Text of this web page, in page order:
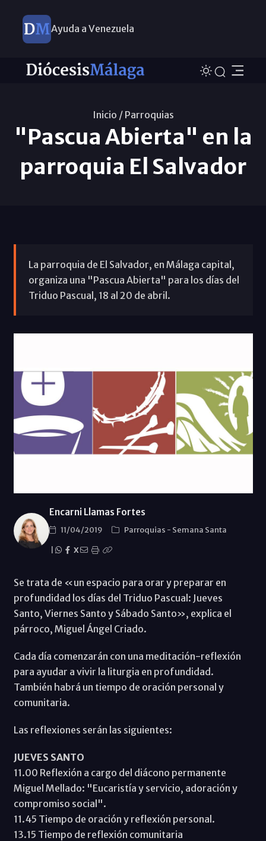
Ayuda a Venezuela
Inicio / Parroquias
"Pascua Abierta" en la
parroquia El Salvador
La parroquia de El Salvador, en Málaga capital,
organiza una "Pascua Abierta" para los días del
Triduo Pascual, 18 al 20 de abril.
Encarni Llamas Fortes
11/04/2019 Parroquias - Semana Santa
X
Se trata de «un espacio para orar y preparar en
profundidad los días del Triduo Pascual: Jueves
Santo, Viernes Santo y Sábado Santo», explica el
párroco, Miguel Ángel Criado.
Cada día comenzarán con una meditación-reflexión
para ayudar a vivir la liturgia en profundidad.
También habrá un tiempo de oración personal y
comunitaria.
Las reflexiones serán las siguientes:
JUEVES SANTO
11.00 Reflexión a cargo del diácono permanente
Miguel Mellado: "Eucaristía y servicio, adoración y
compromiso social".
11.45 Tiempo de oración y reflexión personal.
13.15 Tiempo de reflexión comunitaria